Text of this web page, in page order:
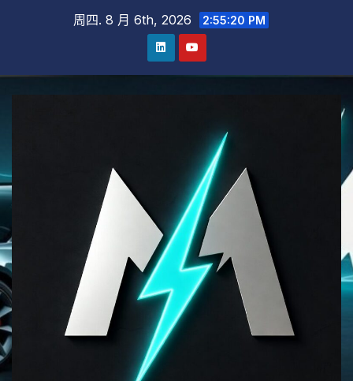
周四. 8 月 6th, 2026 2:55:21 PM